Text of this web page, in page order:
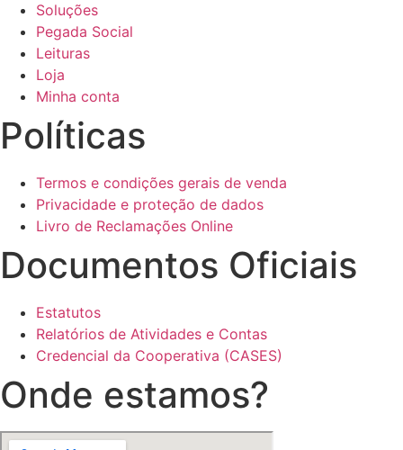
Soluções
Pegada Social
Leituras
Loja
Minha conta
Políticas
Termos e condições gerais de venda
Privacidade e proteção de dados
Livro de Reclamações Online
Documentos Oficiais
Estatutos
Relatórios de Atividades e Contas
Credencial da Cooperativa (CASES)
Onde estamos?